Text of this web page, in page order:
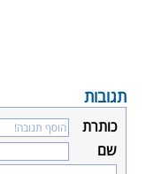
תגובות
כותרת
שם